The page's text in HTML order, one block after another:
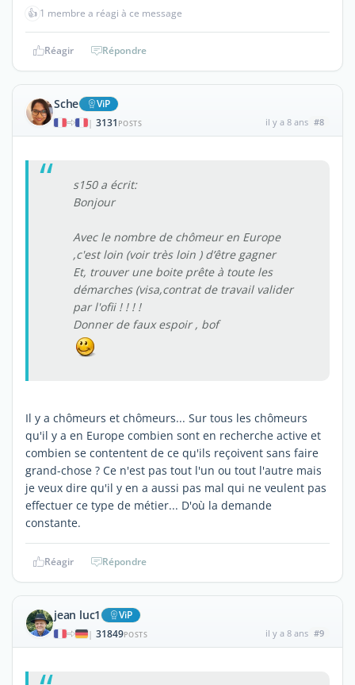
👍 1 membre a réagi à ce message
Réagir Répondre
Sche ViP
| 3131 POSTS il y a 8 ans #8
s150 a écrit:
Bonjour
Avec le nombre de chômeur en Europe
,c'est loin (voir très loin ) d’être gagner
Et, trouver une boite prête à toute les
démarches (visa,contrat de travail valider
par l'ofii ! ! ! !
Donner de faux espoir , bof
Il y a chômeurs et chômeurs... Sur tous les chômeurs
qu'il y a en Europe combien sont en recherche active et
combien se contentent de ce qu'ils reçoivent sans faire
grand-chose ? Ce n'est pas tout l'un ou tout l'autre mais
je veux dire qu'il y en a aussi pas mal qui ne veulent pas
effectuer ce type de métier... D'où la demande
constante.
Réagir Répondre
jean luc1 ViP
| 31849POSTS il y a 8 ans #9